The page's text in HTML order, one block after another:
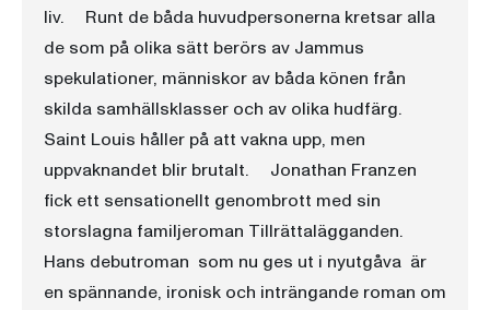
liv. Runt de båda huvudpersonerna kretsar alla
de som på olika sätt berörs av Jammus
spekulationer, människor av båda könen från
skilda samhällsklasser och av olika hudfärg.
Saint Louis håller på att vakna upp, men
uppvaknandet blir brutalt. Jonathan Franzen
fick ett sensationellt genombrott med sin
storslagna familjeroman Tillrättalägganden.
Hans debutroman  som nu ges ut i nyutgåva  är
en spännande, ironisk och inträngande roman om